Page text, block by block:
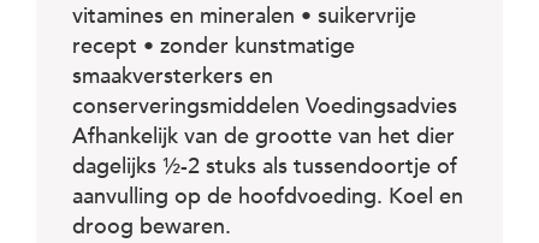
vitamines en mineralen • suikervrije
recept • zonder kunstmatige
smaakversterkers en
conserveringsmiddelen Voedingsadvies
Afhankelijk van de grootte van het dier
dagelijks ½-2 stuks als tussendoortje of
aanvulling op de hoofdvoeding. Koel en
droog bewaren.